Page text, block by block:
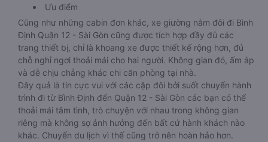
Ưu điểm
Cũng như những cabin đơn khác, xe giường nằm đôi đi Bình
Định Quận 12 - Sài Gòn cũng được tích hợp đầy đủ các
trang thiết bị, chỉ là khoang xe được thiết kế rộng hơn, đủ
chỗ nghỉ ngơi thoải mái cho hai người. Không gian đó, ấm áp
và dễ chịu chẳng khác chi căn phòng tại nhà.
Đây quả là tin cực vui với các cặp đôi bởi suốt chuyến hành
trình đi từ Bình Định đến Quận 12 - Sài Gòn các bạn có thể
thoải mái tâm tình, trò chuyện với nhau trong không gian
riêng mà không sợ ảnh hưởng đến bất cứ hành khách nào
khác. Chuyến du lịch vì thế cũng trở nên hoàn hảo hơn.